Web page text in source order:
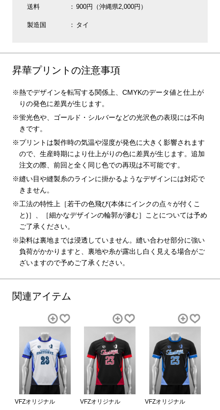
送料 900円（沖縄県2,000円）
製造国 タイ
昇華プリントの注意事項
熱でデザインを転写する関係上、CMYKのデータ値と仕上が
りの発色に差異が生じます。
蛍光色や、ゴールド・シルバーなどの光沢色の表現には不向
きです。
プリントは製作時の気温や湿度が発色に大きく影響されます
ので、生産時期により仕上がりの色に差異が生じます。追加
注文の際、前回と全く同じ色での再現は不可能です。
縫い目や縫製糸のラインに掛かるようなデザインには対応で
きません。
工法の特性上［若干の色飛び(本体にインクの点々が付くこ
と)］、［細かなデザインの輪郭が滲む］ことについては予め
ご了承ください。
染料は裏地までは浸透していません。縫い合わせ部分に強い
負荷がかかりますと、裏地や糸が露出し白く見える場合がご
ざいますので予めご了承ください。
関連アイテム
VFZオリジナル VFZオリジナル VFZオリジナル